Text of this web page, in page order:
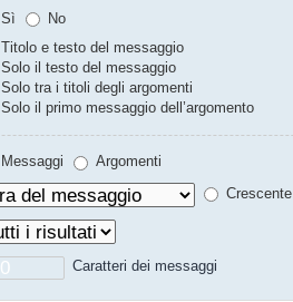
Sì
No
Titolo e testo del messaggio
Solo il testo del messaggio
Solo tra i titoli degli argomenti
Solo il primo messaggio dell’argomento
Messaggi
Argomenti
Crescente
Caratteri dei messaggi